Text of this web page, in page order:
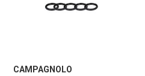
CAMPAGNOLO